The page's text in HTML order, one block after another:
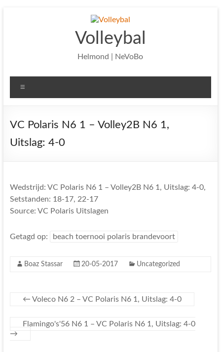
Volleybal
Helmond | NeVoBo
VC Polaris N6 1 – Volley2B N6 1,
Uitslag: 4-0
Wedstrijd: VC Polaris N6 1 – Volley2B N6 1, Uitslag: 4-0,
Setstanden: 18-17, 22-17
Source: VC Polaris Uitslagen
Getagd op: beach toernooi polaris brandevoort
Boaz Stassar 20-05-2017 Uncategorized
← Voleco N6 2 – VC Polaris N6 1, Uitslag: 4-0
Flamingo's'56 N6 1 – VC Polaris N6 1, Uitslag: 4-0
→